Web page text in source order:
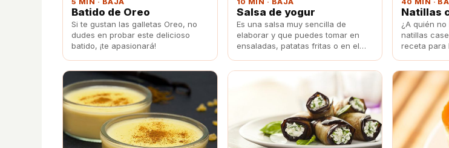
Batido de Oreo
Si te gustan las galletas Oreo, no
dudes en probar este delicioso
batido, ¡te apasionará!
Salsa de yogur
Es una salsa muy sencilla de
elaborar y que puedes tomar en
ensaladas, patatas fritas o en el
Natillas
¿A quién
natillas
receta para